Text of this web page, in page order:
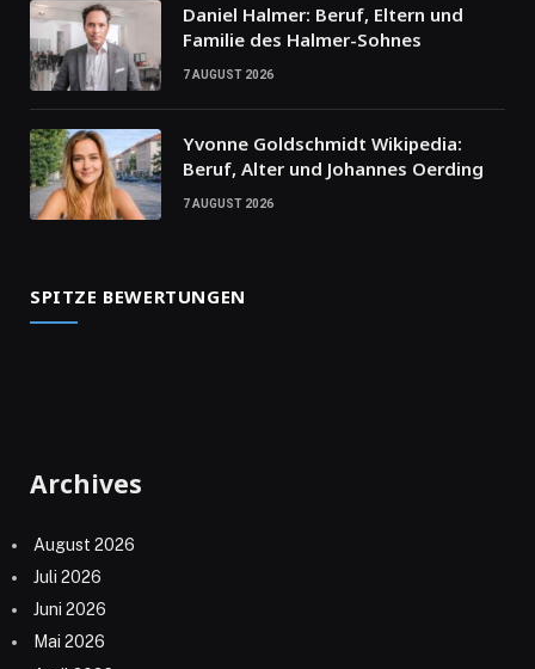
Daniel Halmer: Beruf, Eltern und
Familie des Halmer-Sohnes
7 AUGUST 2026
Yvonne Goldschmidt Wikipedia:
Beruf, Alter und Johannes Oerding
7 AUGUST 2026
SPITZE BEWERTUNGEN
Archives
August 2026
Juli 2026
Juni 2026
Mai 2026